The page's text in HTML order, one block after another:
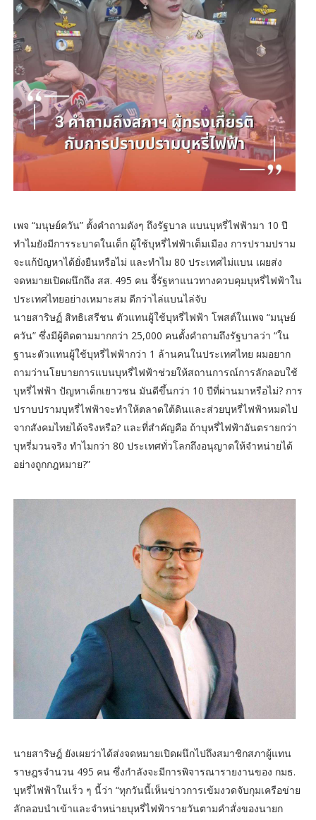
เพจ “มนุษย์ควัน” ตั้งคำถามดังๆ ถึงรัฐบาล แบนบุหรี่ไฟฟ้ามา 10 ปี
ทำไมยังมีการระบาดในเด็ก ผู้ใช้บุหรี่ไฟฟ้าเต็มเมือง การปรามปราม
จะแก้ปัญหาได้ยั่งยืนหรือไม่ และทำไม 80 ประเทศไม่แบน เผยส่ง
จดหมายเปิดผนึกถึง สส. 495 คน จี้รัฐหาแนวทางควบคุมบุหรี่ไฟฟ้าใน
ประเทศไทยอย่างเหมาะสม ดีกว่าไล่แบนไล่จับ
นายสาริษฏ์ สิทธิเสรีชน ตัวแทนผู้ใช้บุหรี่ไฟฟ้า โพสต์ในเพจ “มนุษย์
ควัน” ซึ่งมีผู้ติดตามมากกว่า 25,000 คนตั้งคำถามถึงรัฐบาลว่า “ใน
ฐานะตัวแทนผู้ใช้บุหรี่ไฟฟ้ากว่า 1 ล้านคนในประเทศไทย ผมอยาก
ถามว่านโยบายการแบนบุหรี่ไฟฟ้าช่วยให้สถานการณ์การลักลอบใช้
บุหรี่ไฟฟ้า ปัญหาเด็กเยาวชน มันดีขึ้นกว่า 10 ปีที่ผ่านมาหรือไม่? การ
ปราบปรามบุหรี่ไฟฟ้าจะทำให้ตลาดใต้ดินและส่วยบุหรี่ไฟฟ้าหมดไป
จากสังคมไทยได้จริงหรือ? และที่สำคัญคือ ถ้าบุหรี่ไฟฟ้าอันตรายกว่า
บุหรี่มวนจริง ทำไมกว่า 80 ประเทศทั่วโลกถึงอนุญาตให้จำหน่ายได้
อย่างถูกกฎหมาย?”
นายสาริษฎ์ ยังเผยว่าได้ส่งจดหมายเปิดผนึกไปถึงสมาชิกสภาผู้แทน
ราษฎรจำนวน 495 คน ซึ่งกำลังจะมีการพิจารณารายงานของ กมธ.
บุหรี่ไฟฟ้าในเร็ว ๆ นี้ว่า “ทุกวันนี้เห็นข่าวการเข้มงวดจับกุมเครือข่าย
ลักลอบนำเข้าและจำหน่ายบุหรี่ไฟฟ้ารายวันตามคำสั่งของนายก